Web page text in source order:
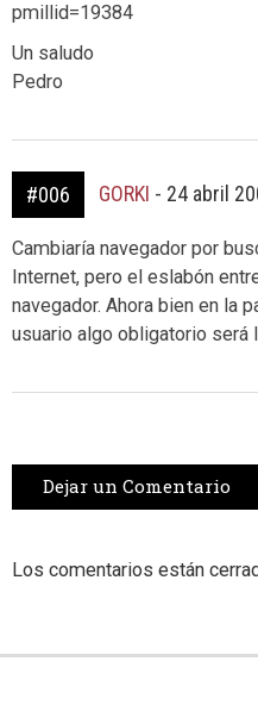
pmillid=19384
Un saludo
Pedro
#006 GORKI - 24 abril
Cambiaría navegador por
Internet, pero el eslabón
navegador. Ahora bien en la
usuario algo obligatorio será
Dejar un Comentario
Los comentarios están